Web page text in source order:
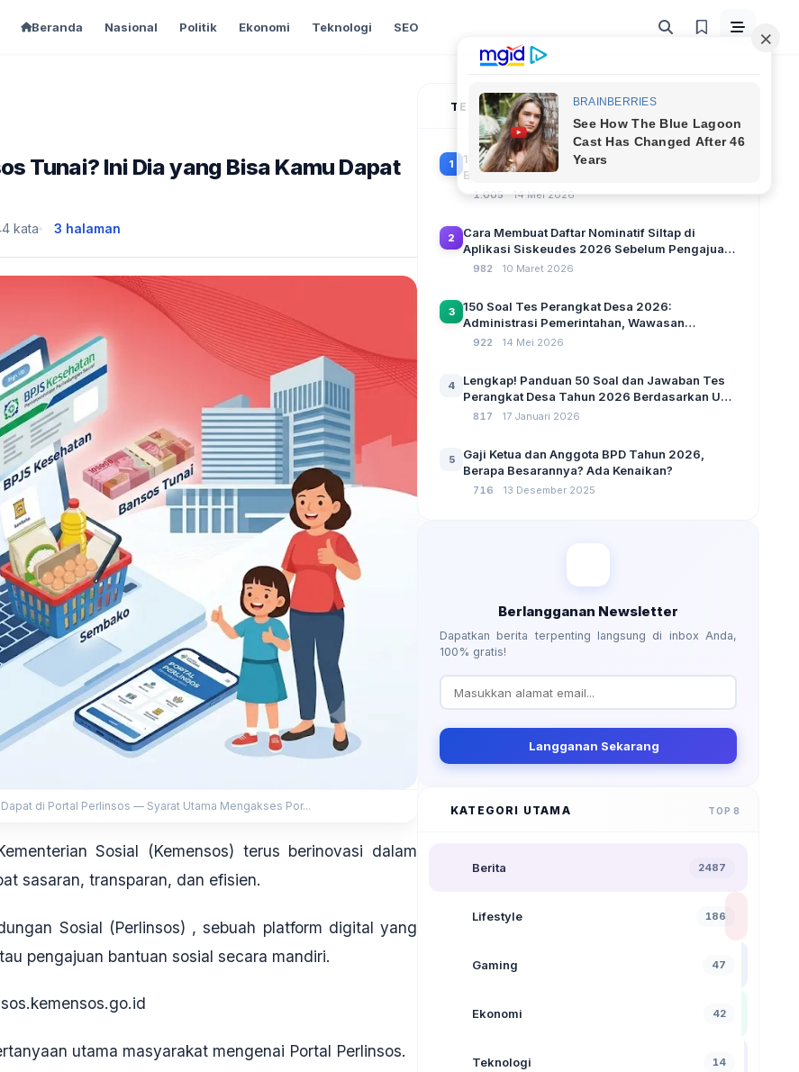
Beranda Nasional Politik Ekonomi Teknologi SEO
Tunai? Ini Dia yang Bisa Kamu Dapat
kata 3 halaman
di Portal Perlinsos — Syarat Utama Mengakses Por...
Sosial (Kemensos) terus berinovasi dalam
sasaran, transparan, dan efisien.
Sosial (Perlinsos) , sebuah platform digital yang
pengajuan bantuan sosial secara mandiri.
utama masyarakat mengenai Portal Perlinsos.
TERPOPULER
1
100 Soal Tes Perangkat Desa Terbaru 2026
Beserta Kunci Jawaban: Latihan CAT Berbasis
1.005 14 Mei 2026
2
Cara Membuat Daftar Nominatif Siltap di
Aplikasi Siskeudes 2026 Sebelum Pengajuan
SPP Pencairan Dana Desa
982 10 Maret 2026
3
150 Soal Tes Perangkat Desa 2026:
Administrasi Pemerintahan, Wawasan
Kebangsaan, dan Komputer Beserta Jawaban
922 14 Mei 2026
4
Lengkap! Panduan 50 Soal dan Jawaban Tes
Perangkat Desa Tahun 2026 Berdasarkan UU
No 3 Tahun 2024
817 17 Januari 2026
5
Gaji Ketua dan Anggota BPD Tahun 2026,
Berapa Besarannya? Ada Kenaikan?
716 13 Desember 2025
Berlangganan Newsletter
Dapatkan berita terpenting langsung di inbox Anda,
100% gratis!
Langganan Sekarang
KATEGORI UTAMA TOP 8
Berita 2487
Lifestyle 186
Gaming 47
Ekonomi 42
Teknologi 14